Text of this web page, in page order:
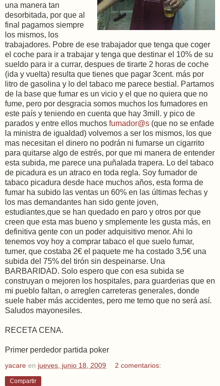
una manera tan
desorbitada, por que al
final pagamos siempre
los mismos, los
trabajadores. Pobre de ese trabajador que tenga que coger
el coche para ir a trabajar y tenga que destinar el 10% de su
sueldo para ir a currar, despues de tirarte 2 horas de coche
(ida y vuelta) resulta que tienes que pagar 3cent. más por
litro de gasolina y lo del tabaco me parece bestial. Partamos
de la base que fumar es un vicio y el que no quiera que no
fume, pero por desgracia somos muchos los fumadores en
este país y teniendo en cuenta que hay 3mill. y pico de
parados y entre ellos muchos fumador@s (que no se enfade
la ministra de igualdad) volvemos a ser los mismos, los que
mas necesitan el dinero no podrán ni fumarse un cigarrito
para quitarse algo de estrés, por que mi manera de entender
esta subida, me parece una puñalada trapera. Lo del tabaco
de picadura es un atraco en toda regla. Soy fumador de
tabaco picadura desde hace muchos años, esta forma de
fumar ha subido las ventas un 60% en las últimas fechas y
los mas demandantes han sido gente joven,
estudiantes,que se han quedado en paro y otros por que
creen que esta mas bueno y smplemente les gusta más, en
definitiva gente con un poder adquisitivo menor. Ahi lo
tenemos voy hoy a comprar tabaco el que suelo fumar,
turner, que costaba 2€ el paquete me ha costado 3,5€ una
subida del 75% del tirón sin despeinarse. Una
BARBARIDAD. Solo espero que con esa subida se
construyan o mejoren los hospitales, para guarderias que en
mi pueblo faltan, o arreglen carreteras generales, donde
suele haber más accidentes, pero me temo que no será así.
Saludos mayonesiles.
RECETA CENA.
Primer perdedor partida poker
yacare en jueves, junio 18, 2009 2 comentarios:
Compartir